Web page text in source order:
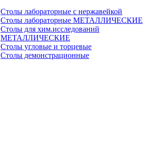
Столы лабораторные с нержавейкой
Столы лабораторные МЕТАЛЛИЧЕСКИЕ
Столы для хим.исследований
МЕТАЛЛИЧЕСКИЕ
Столы угловые и торцевые
Столы демонстрационные